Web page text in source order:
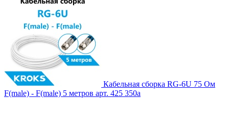
Кабельная сборка RG-6U 75 Ом
F(male) - F(male) 5 метров арт. 425 350a